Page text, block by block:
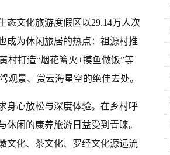
态文化旅游度假区以29.14万人次
成为休闲旅居的热点：祖源村推
村打造“烟花篝火+摸鱼做饭”等
观景、赏云海星空的绝佳去处。
身心放松与深度体验。在乡村呼
闲的康养旅游日益受到青睐。
文化、茶文化、罗经文化源远流